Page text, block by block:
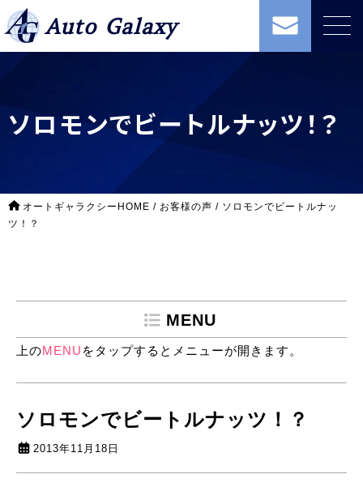
Auto Galaxy
ソロモンでビートルナッツ！？
オートギャラクシーHOME / お客様の声 / ソロモンでビートルナッ
ツ！？
MENU
上のMENU をタップするとメニューが開きます。
ソロモンでビートルナッツ！？
2013年11月18日